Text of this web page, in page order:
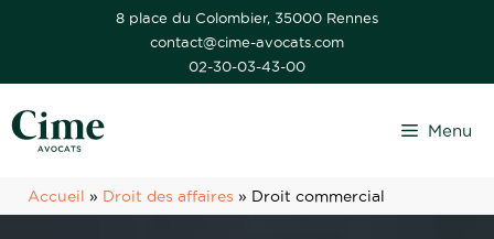
8 place du Colombier, 35000 Rennes
contact@cime-avocats.com
02-30-03-43-00
Menu
Accueil » Droit des affaires » Droit commercial